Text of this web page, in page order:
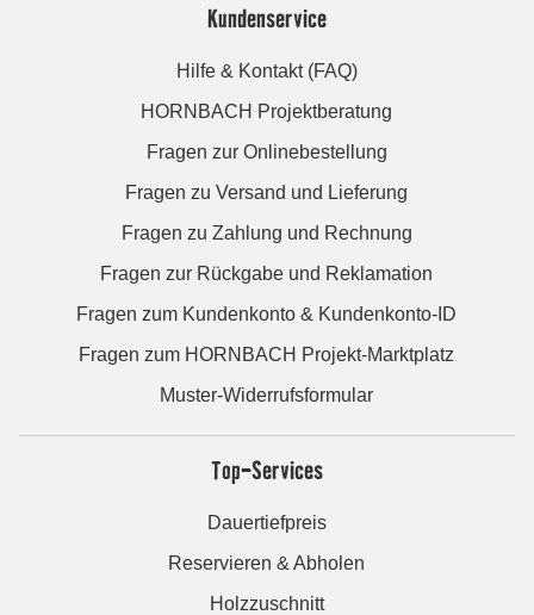
Kundenservice
Hilfe & Kontakt (FAQ)
HORNBACH Projektberatung
Fragen zur Onlinebestellung
Fragen zu Versand und Lieferung
Fragen zu Zahlung und Rechnung
Fragen zur Rückgabe und Reklamation
Fragen zum Kundenkonto & Kundenkonto-ID
Fragen zum HORNBACH Projekt-Marktplatz
Muster-Widerrufsformular
Top-Services
Dauertiefpreis
Reservieren & Abholen
Holzzuschnitt